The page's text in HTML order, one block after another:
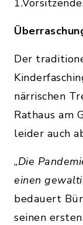
Der
närrischen
Rathaus am
leider auch
„Die
einen
bedauert
seinen